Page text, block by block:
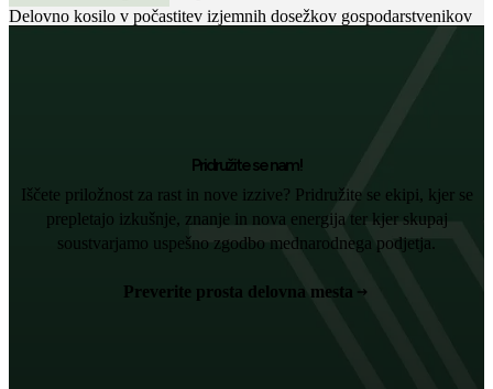
Delovno kosilo v počastitev izjemnih dosežkov gospodarstvenikov
Pridružite se nam!
Iščete priložnost za rast in nove izzive? Pridružite se ekipi, kjer se
prepletajo izkušnje, znanje in nova energija ter kjer skupaj
soustvarjamo uspešno zgodbo mednarodnega podjetja.
Preverite prosta delovna mesta